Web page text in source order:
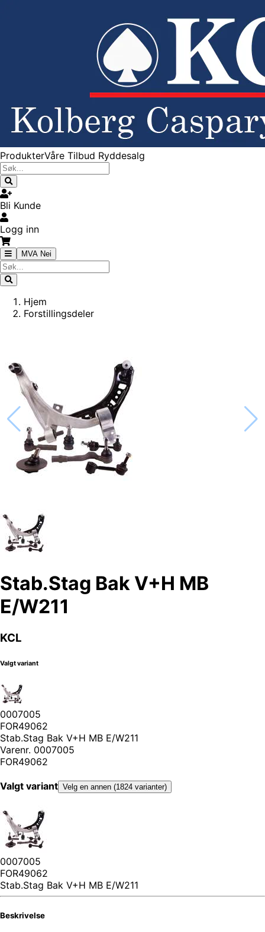
ProdukterVåre Tilbud Ryddesalg
Bli Kunde
Logg inn
MVA Nei
Hjem
Forstillingsdeler
Stab.Stag Bak V+H MB
E/W211
KCL
Valgt variant
0007005
FOR49062
Stab.Stag Bak V+H MB E/W211
Varenr. 0007005
FOR49062
Valgt variant Velg en annen (1824 varianter)
0007005
FOR49062
Stab.Stag Bak V+H MB E/W211
Beskrivelse